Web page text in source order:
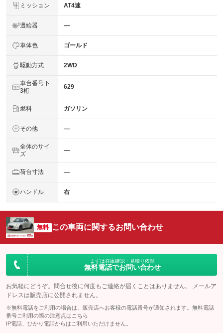
ミッション AT4速
過給器 ―
車体色 ゴールド
駆動方式 2WD
車台番号下
3桁
629
燃料 ガソリン
その他 ―
全体のサイ
ズ
―
荷台寸法 ―
ハンドル 右
無料 この車両に関するお問い合わせ
まずは在庫確認・見積り依頼
無料電話でお問い合わせ
お気軽にどうぞ。問合せ後に何度もご連絡が届くことはありません。 メールア
ドレスは販売店に公開されません。
※無料電話をご利用の場合は、販売店へお客様の電話番号が通知されます。無料電話
番号ご利用の際の注意点は こちら
IP電話、ひかり電話からはご利用いただけません。